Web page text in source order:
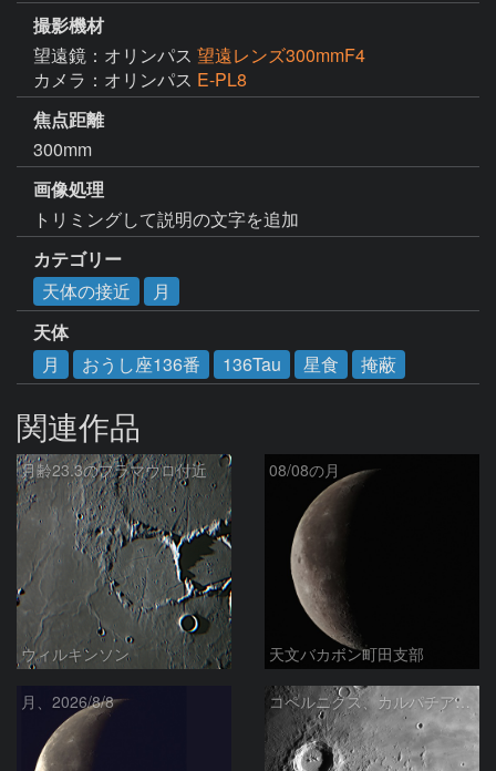
撮影機材
望遠鏡：オリンパス 望遠レンズ300mmF4
カメラ：オリンパス E-PL8
焦点距離
300mm
画像処理
トリミングして説明の文字を追加
カテゴリー
天体の接近
月
天体
月
おうし座136番 136Tau 星食 掩蔽
関連作品
月齢23.3のフラマウロ付近
ウィルキンソン
08/08の月
天文バカボン町田支部
月、2026/8/8 コペルニクス、カルパチア山脈付近